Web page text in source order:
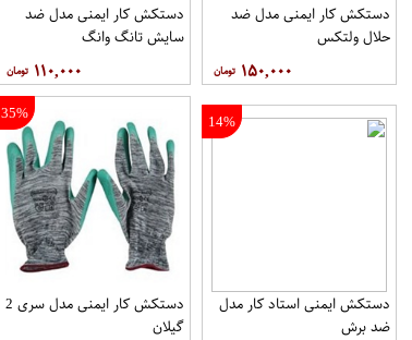
دستکش کار ایمنی مدل ضد
حلال ولتکس
۱۵۰,۰۰۰
دستکش کار ایمنی مدل ضد
سایش تانگ وانگ
۱۱۰,۰۰۰
14%
دستکش ایمنی استاد کار مدل
ضد برش
35%
دستکش کار ایمنی مدل سری 2
گیلان